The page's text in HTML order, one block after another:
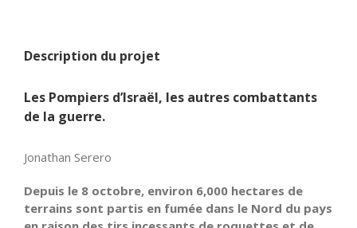
Description du projet
Les Pompiers d’Israël, les autres combattants
de la guerre.
Jonathan Serero
Depuis le 8 octobre, environ 6,000 hectares de
terrains sont partis en fumée dans le Nord du pays